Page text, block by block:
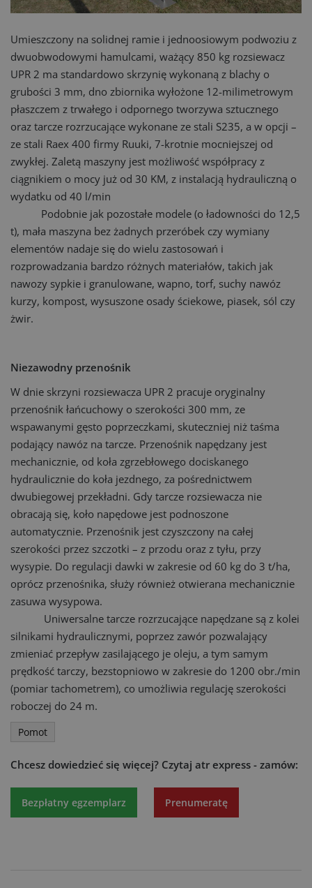
Umieszczony na solidnej ramie i jednoosiowym podwoziu z
dwuobwodowymi hamulcami, ważący 850 kg rozsiewacz
UPR 2 ma standardowo skrzynię wykonaną z blachy o
grubości 3 mm, dno zbiornika wyłożone 12-milimetrowym
płaszczem z trwałego i odpornego tworzywa sztucznego
oraz tarcze rozrzucające wykonane ze stali S235, a w opcji –
ze stali Raex 400 firmy Ruuki, 7-krotnie mocniejszej od
zwykłej. Zaletą maszyny jest możliwość współpracy z
ciągnikiem o mocy już od 30 KM, z instalacją hydrauliczną o
wydatku od 40 l/min
Podobnie jak pozostałe modele (o ładowności do 12,5
t), mała maszyna bez żadnych przeróbek czy wymiany
elementów nadaje się do wielu zastosowań i
rozprowadzania bardzo różnych materiałów, takich jak
nawozy sypkie i granulowane, wapno, torf, suchy nawóz
kurzy, kompost, wysuszone osady ściekowe, piasek, sól czy
żwir.
Niezawodny przenośnik
W dnie skrzyni rozsiewacza UPR 2 pracuje oryginalny
przenośnik łańcuchowy o szerokości 300 mm, ze
wspawanymi gęsto poprzeczkami, skuteczniej niż taśma
podający nawóz na tarcze. Przenośnik napędzany jest
mechanicznie, od koła zgrzebłowego dociskanego
hydraulicznie do koła jezdnego, za pośrednictwem
dwubiegowej przekładni. Gdy tarcze rozsiewacza nie
obracają się, koło napędowe jest podnoszone
automatycznie. Przenośnik jest czyszczony na całej
szerokości przez szczotki – z przodu oraz z tyłu, przy
wysypie. Do regulacji dawki w zakresie od 60 kg do 3 t/ha,
oprócz przenośnika, służy również otwierana mechanicznie
zasuwa wysypowa.
Uniwersalne tarcze rozrzucające napędzane są z kolei
silnikami hydraulicznymi, poprzez zawór pozwalający
zmieniać przepływ zasilającego je oleju, a tym samym
prędkość tarczy, bezstopniowo w zakresie do 1200 obr./min
(pomiar tachometrem), co umożliwia regulację szerokości
roboczej do 24 m.
Pomot
Chcesz dowiedzieć się więcej? Czytaj atr express - zamów:
Bezpłatny egzemplarz Prenumeratę